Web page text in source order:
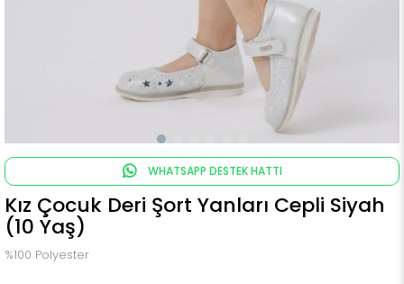
WHATSAPP DESTEK HATTI
Kız Çocuk Deri Şort Yanları Cepli Siyah
(10 Yaş)
%100 Polyester